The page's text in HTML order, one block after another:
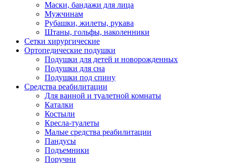
Маски, бандажи для лица
Мужчинам
Рубашки, жилеты, рукава
Штаны, гольфы, наколенники
Сетки хирургические
Ортопедические подушки
Подушки для детей и новорожденных
Подушки для сна
Подушки под спину
Средства реабилитации
Для ванной и туалетной комнаты
Каталки
Костыли
Кресла-туалеты
Малые средства реабилитации
Пандусы
Подъемники
Поручни